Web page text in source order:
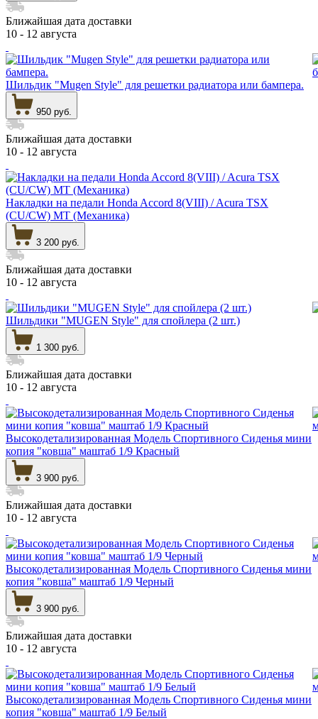
Ближайшая дата доставки
10 - 12 августа
Шильдик "Mugen Style" для решетки радиатора или бампера.
950 руб.
Ближайшая дата доставки
10 - 12 августа
Накладки на педали Honda Accord 8(VIII) / Acura TSX
(CU/CW) МT (Механика)
3 200 руб.
Ближайшая дата доставки
10 - 12 августа
Шильдики "MUGEN Style" для спойлера (2 шт.)
1 300 руб.
Ближайшая дата доставки
10 - 12 августа
Высокодетализированная Модель Спортивного Сиденья мини
копия "ковша" маштаб 1/9 Красный
3 900 руб.
Ближайшая дата доставки
10 - 12 августа
Высокодетализированная Модель Спортивного Сиденья мини
копия "ковша" маштаб 1/9 Черный
3 900 руб.
Ближайшая дата доставки
10 - 12 августа
Высокодетализированная Модель Спортивного Сиденья мини
копия "ковша" маштаб 1/9 Белый